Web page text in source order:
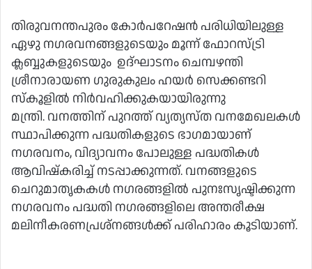
തിരുവനന്തപുരം കോർപറേഷൻ പരിധിയിലുള്ള
ഏഴു നഗരവനങ്ങളുടെയും മൂന്ന് ഫോറസ്ട്രി
ക്ലബ്ബുകളുടെയും ഉദ്ഘാടനം ചെമ്പഴന്തി
ശ്രീനാരായണ ഗുരുകുലം ഹയർ സെക്കണ്ടറി
സ്‌കൂളിൽ നിർവഹിക്കുകയായിരുന്നു
മന്ത്രി. വനത്തിന് പുറത്ത് വ്യത്യസ്ത വനമേഖലകൾ
സ്ഥാപിക്കുന്ന പദ്ധതികളുടെ ഭാഗമായാണ്
നഗരവനം, വിദ്യാവനം പോലുള്ള പദ്ധതികൾ
ആവിഷ്‌കരിച്ച് നടപ്പാക്കുന്നത്. വനങ്ങളുടെ
ചെറുമാതൃകകൾ നഗരങ്ങളിൽ പുനഃസൃഷ്ടിക്കുന്ന
നഗരവനം പദ്ധതി നഗരങ്ങളിലെ അന്തരീക്ഷ
മലിനീകരണപ്രശ്നങ്ങൾക്ക് പരിഹാരം കൂടിയാണ്.